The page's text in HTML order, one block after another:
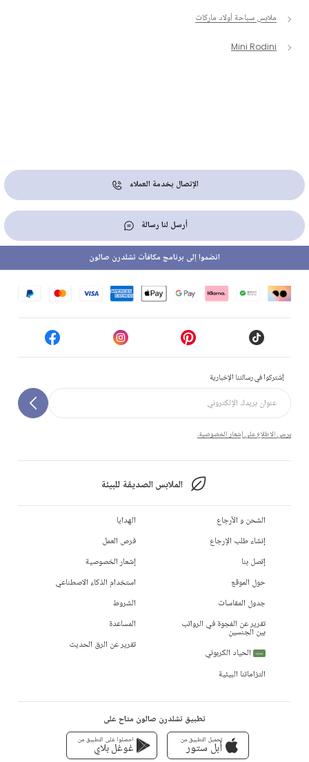
ملابس سباحة أولاد ماركات
Mini Rodini
الإتصال بخدمة العملاء
أرسل لنا رسالة
إشتركوا في رسالتنا الإخبارية
يرجى الاطلاع على إشعار الخصوصية.
الملابس الصديقة للبيئة
انضموا إلى برنامج مكافآت تشلدرن صالون
الشحن و الأرجاع
إنشاء طلب الإرجاع
إتصل بنا
حول الموقع
جدول المقاسات
تقرير عن الفجوة في الرواتب
بين الجنسين
جديد
الحياد الكربوني
التزاماتنا البيئية
الهدايا
فرص العمل
إشعار الخصوصية
استخدام الذكاء الاصطناعي
الشروط
المساعدة
تقرير عن الرق الحديث
تطبيق تشلدرن صالون متاح على
تحميل التطبيق من
أبل ستور
احصلوا على التطبيق من
غوغل بلاي